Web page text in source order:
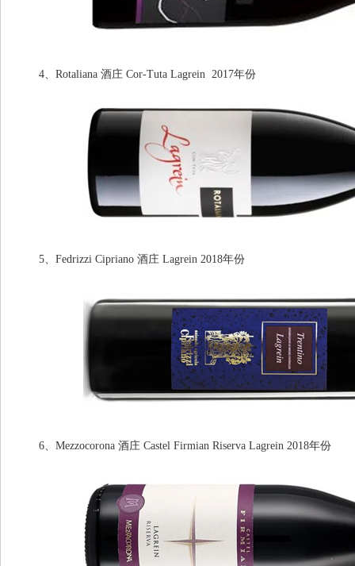
4、Rotaliana 酒庄 Cor-Tuta Lagrein 2017年份
5、Fedrizzi Cipriano 酒庄 Lagrein 2018年份
6、Mezzocorona 酒庄 Castel Firmian Riserva Lagrein 2018年份